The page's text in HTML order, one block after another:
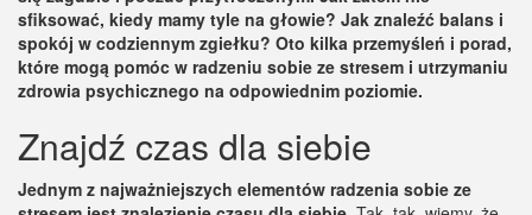
sfiksować, kiedy mamy tyle na głowie? Jak znaleźć balans i
spokój w codziennym zgiełku? Oto kilka przemyśleń i porad,
które mogą pomóc w radzeniu sobie ze stresem i utrzymaniu
zdrowia psychicznego na odpowiednim poziomie.
Znajdź czas dla siebie
Jednym z najważniejszych elementów radzenia sobie ze